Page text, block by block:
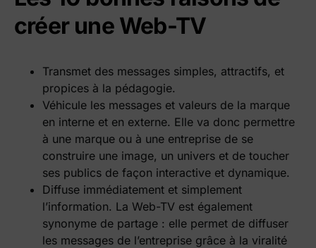
créer une Web-TV
Transmet des messages simples, attractifs, et
propices à la pédagogie.
Véhicule les messages et valeurs de la marque
en interne et en externe. Elle va donc permettre
à une marque ou à une entreprise de se
construire une image, un univers et de toucher
ses publics de façon interactive et dynamique.
Diffuse immédiatement et simplement
l’information. La Web-TV est également
synonyme de partage : elle permet de diffuser
les messages de l’entreprise grâce à la viralité